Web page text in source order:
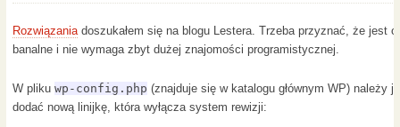
Rozwiązaniadoszukałem się na blogu Lestera. Trzeba przyznać, że jest
banalne i nie wymaga zbyt dużej znajomości programistycznej.
W pliku wp-config.php (znajduje się w katalogu głównym WP) należy
dodać nową linijkę, która wyłącza system rewizji: